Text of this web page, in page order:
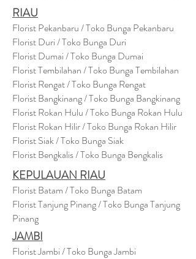
RIAU
Florist Pekanbaru / Toko Bunga Pekanbaru
Florist Duri / Toko Bunga Duri
Florist Dumai / Toko Bunga Dumai
Florist Tembilahan / Toko Bunga Tembilahan
Florist Rengat / Toko Bunga Rengat
Florist Bangkinang / Toko Bunga Bangkinang
Florist Rokan Hulu / Toko Bunga Rokan Hulu
Florist Rokan Hilir / Toko Bunga Rokan Hilir
Florist Siak / Toko Bunga Siak
Florist Bengkalis / Toko Bunga Bengkalis
KEPULAUAN RIAU
Florist Batam / Toko Bunga Batam
Florist Tanjung Pinang / Toko Bunga Tanjung
Pinang
JAMBI
Florist Jambi / Toko Bunga Jambi